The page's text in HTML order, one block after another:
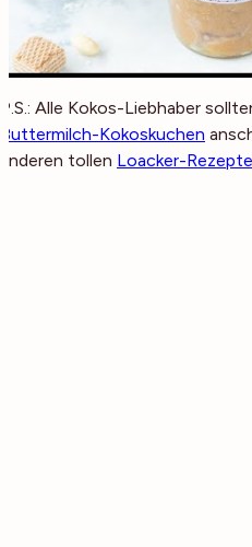
P.S.: Alle Kokos-Liebhaber
Buttermilch-Kokoskuchen
anderen tollen Loacker-Rezepte